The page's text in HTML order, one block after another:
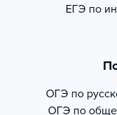
ЕГЭ по
ОГЭ по
ОГЭ по